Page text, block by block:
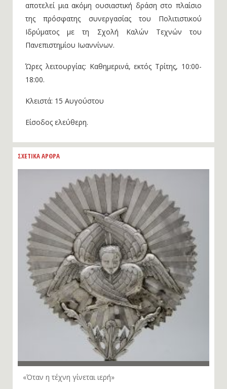
αποτελεί μια ακόμη ουσιαστική δράση στο πλαίσιο
της πρόσφατης συνεργασίας του Πολιτιστικού
Ιδρύματος με τη Σχολή Καλών Τεχνών του
Πανεπιστημίου Ιωαννίνων.
Ώρες λειτουργίας: Καθημερινά, εκτός Τρίτης, 10:00-
18:00.
Κλειστά: 15 Αυγούστου
Είσοδος ελεύθερη.
ΣΧΕΤΙΚΑ ΑΡΘΡΑ
«Όταν η τέχνη γίνεται ιερή»